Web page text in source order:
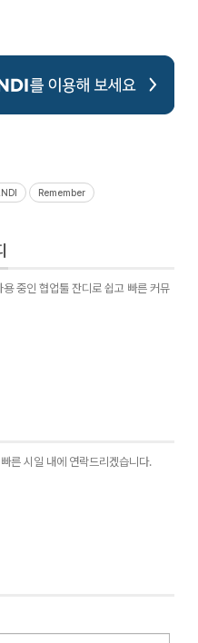
Remember
중인 협업툴 잔디로 쉽고 빠른 커뮤
른 시일 내에 연락드리겠습니다.